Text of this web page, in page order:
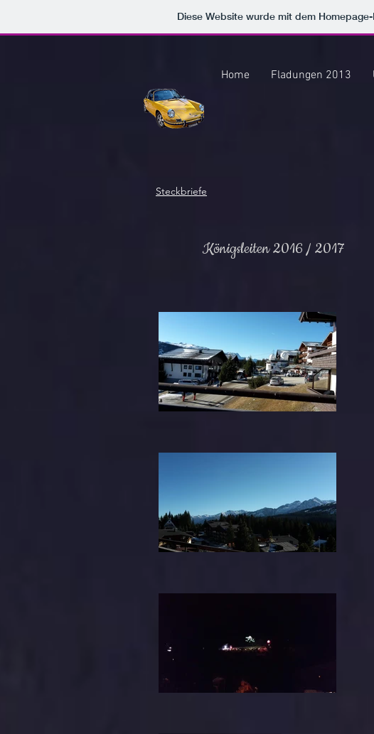
Diese Website wurde mit dem
Home Fladungen 2013
Steckbriefe
Königsleiten 2016 / 2017